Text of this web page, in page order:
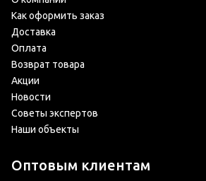
Как оформить заказ
Доставка
Оплата
Возврат товара
Акции
Новости
Советы экспертов
Наши объекты
Оптовым клиентам